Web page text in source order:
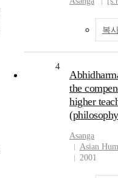
복
4
the
higher
Asanga
Asian
2001